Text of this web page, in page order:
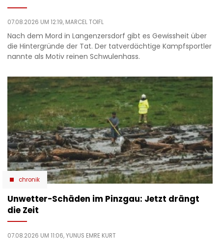
07.08.2026 UM 12:19, MARCEL TOIFL
Nach dem Mord in Langenzersdorf gibt es Gewissheit über
die Hintergründe der Tat. Der tatverdächtige Kampfsportler
nannte als Motiv reinen Schwulenhass.
chronik
Unwetter-Schäden im Pinzgau: Jetzt drängt
die Zeit
07.08.2026 UM 11:06,YUNUS EMRE KURT